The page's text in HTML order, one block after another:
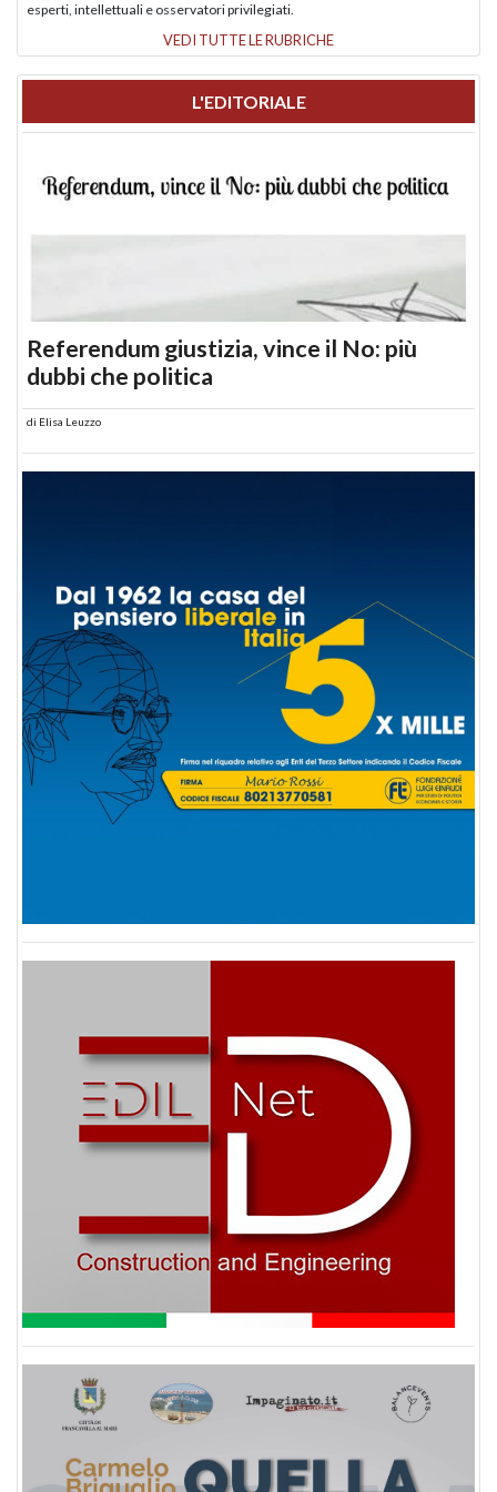
esperti, intellettuali e osservatori privilegiati.
VEDI TUTTE LE RUBRICHE
L'EDITORIALE
Referendum giustizia, vince il No: più
dubbi che politica
di Elisa Leuzzo